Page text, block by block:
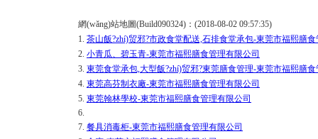
網(wǎng)站地圖(Build090324)：(2018-08-02 09:57:35)
1. 茶山飯?zhí)贸邪?市政食堂配送,石排食堂承包-東莞市福熙膳
2. 小青瓜、碧玉青-東莞市福熙膳食管理有限公司
3. 東莞食堂承包,大型飯?zhí)贸邪?東莞膳食管理-東莞市福熙膳
4. 東莞高芬制衣廠-東莞市福熙膳食管理有限公司
5. 東莞翰林學校-東莞市福熙膳食管理有限公司
6.
7. 餐具消毒柜-東莞市福熙膳食管理有限公司